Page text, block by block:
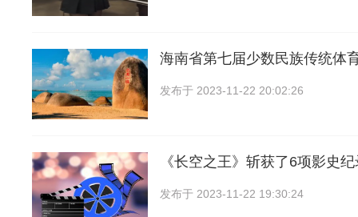
海南省第七届少数民族传统体
发布于 2023-11-22 20:02:26
《长空之王》斩获了6项影史
发布于 2023-11-22 19:30:24